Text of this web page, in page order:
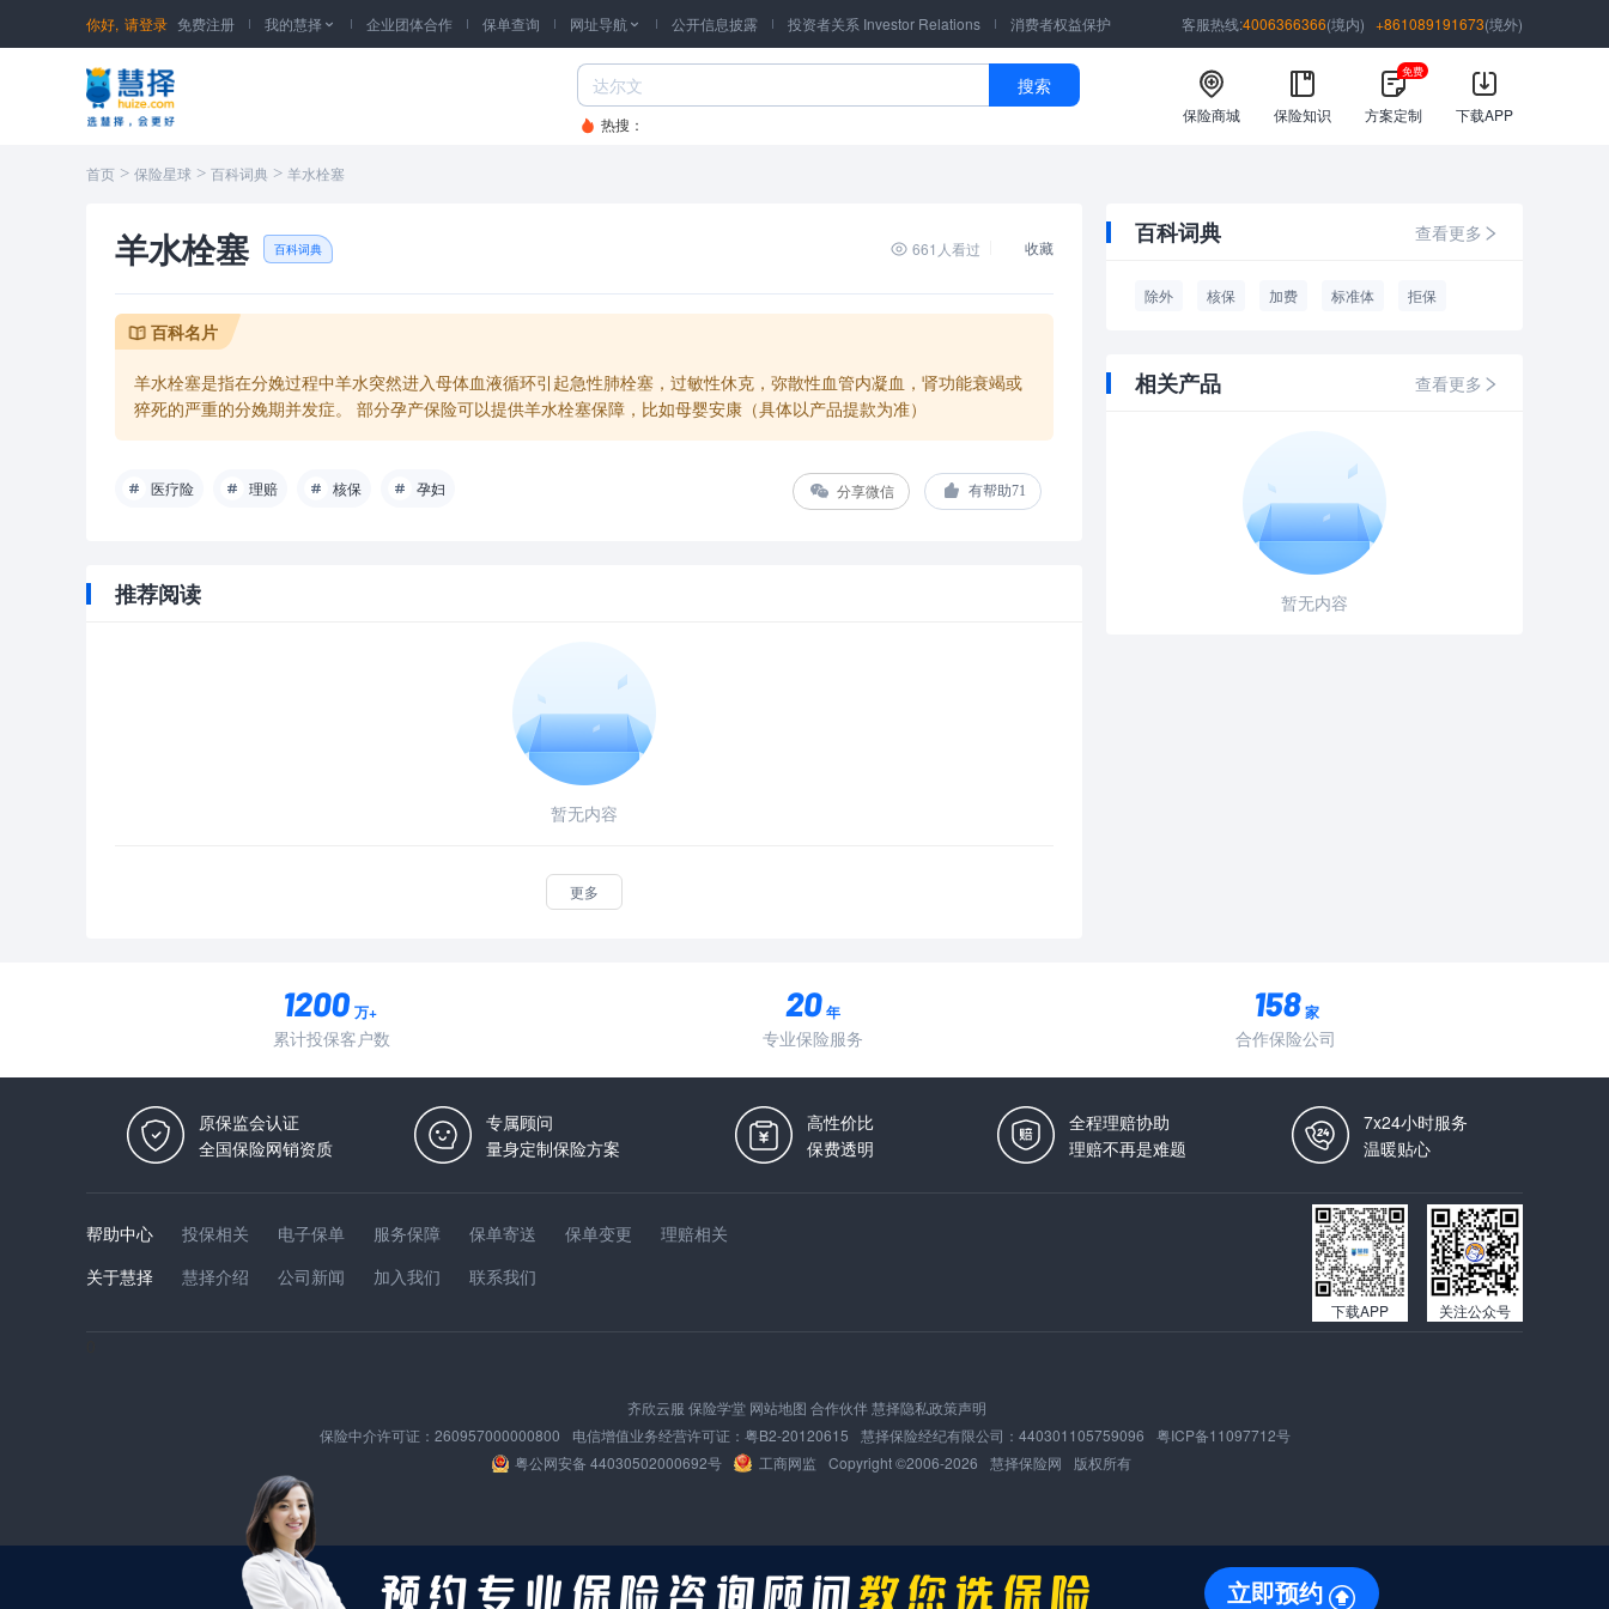
你好, 请登录 免费注册 我的慧择  企业团体合作 保单查询 网址导航  公开信息披露 投资者关系 Investor Relations 消费者权益保护 客服热线:4006366366(境内) +861089191673(境外)
搜索
热搜： 保险商城 保险知识 方案定制
免费
下载APP
首页 > 保险星球 > 百科词典 > 羊水栓塞
羊水栓塞 百科词典 661 人看过 收藏
羊水栓塞是指在分娩过程中羊水突然进入母体血液循环引起急性肺栓塞，过敏性休克，弥散性血管内凝血，肾功能衰竭或
猝死的严重的分娩期并发症。 部分孕产保险可以提供羊水栓塞保障，比如母婴安康（具体以产品提款为准）
医疗险 理赔 核保 孕妇 分享微信 有帮助71
推荐阅读
暂无内容
更多
百科词典 查看更多
除外 核保 加费 标准体 拒保
相关产品 查看更多
暂无内容
万+
累计投保客户数
年
专业保险服务
家
合作保险公司
原保监会认证
全国保险网销资质
专属顾问
量身定制保险方案
高性价比
保费透明
全程理赔协助
理赔不再是难题
7x24小时服务
温暖贴心
帮助中心 投保相关 电子保单 服务保障 保单寄送 保单变更
理赔相关
关于慧择
慧择介绍 公司新闻 加入我们 联系我们
下载APP 关注公众号
齐欣云服 保险学堂 网站地图 合作伙伴 慧择隐私政策声明
保险中介许可证： 260957000000800 电信增值业务经营许可证： 粤B2-20120615 慧择保险经纪有限公司： 440301105759096
粤ICP备11097712号
粤公网安备 44030502000692号
工商网监 Copyright ©2006-2026 慧择保险网 版权所有
立即预约